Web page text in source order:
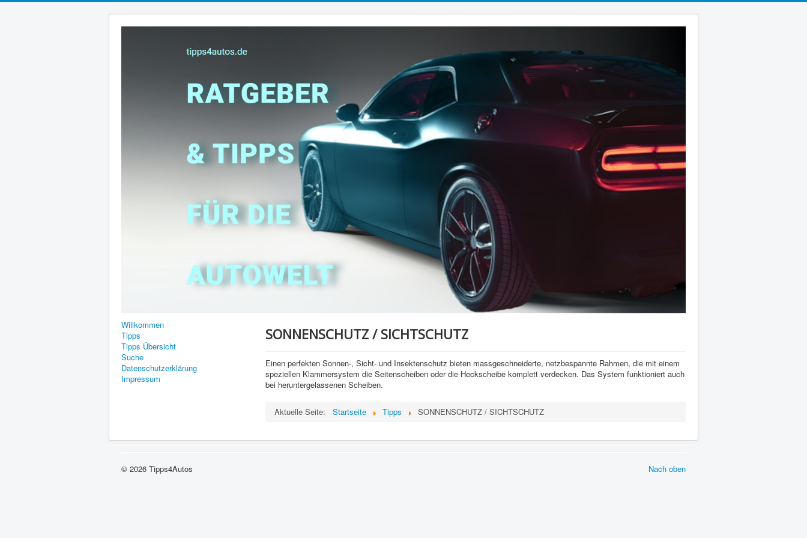
Willkommen
Tipps
Tipps Übersicht
Suche
Datenschutzerklärung
Impressum
SONNENSCHUTZ / SICHTSCHUTZ
Einen perfekten Sonnen-, Sicht- und Insektenschutz bieten massgeschneiderte, netzbespannte Rahmen, die mit einem
speziellen Klammersystem die Seitenscheiben oder die Heckscheibe komplett verdecken. Das System funktioniert auch
bei heruntergelassenen Scheiben.
Aktuelle Seite: Startseite Tipps SONNENSCHUTZ / SICHTSCHUTZ
Nach oben
© 2026 Tipps4Autos